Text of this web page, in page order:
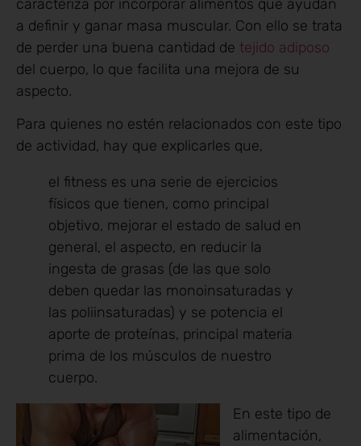
caracteriza por incorporar alimentos que ayudan
a definir y ganar masa muscular. Con ello se trata
de perder una buena cantidad de tejido adiposo
del cuerpo, lo que facilita una mejora de su
aspecto.
Para quienes no estén relacionados con este tipo
de actividad, hay que explicarles que,
el fitness es una serie de ejercicios
físicos que tienen, como principal
objetivo, mejorar el estado de salud en
general, el aspecto, en reducir la
ingesta de grasas (de las que solo
deben quedar las monoinsaturadas y
las poliinsaturadas) y se potencia el
aporte de proteínas, principal materia
prima de los músculos de nuestro
cuerpo.
En este tipo de
alimentación,